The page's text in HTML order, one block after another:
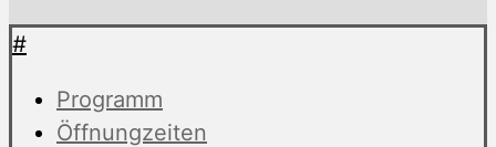
#
Programm
Öffnungzeiten